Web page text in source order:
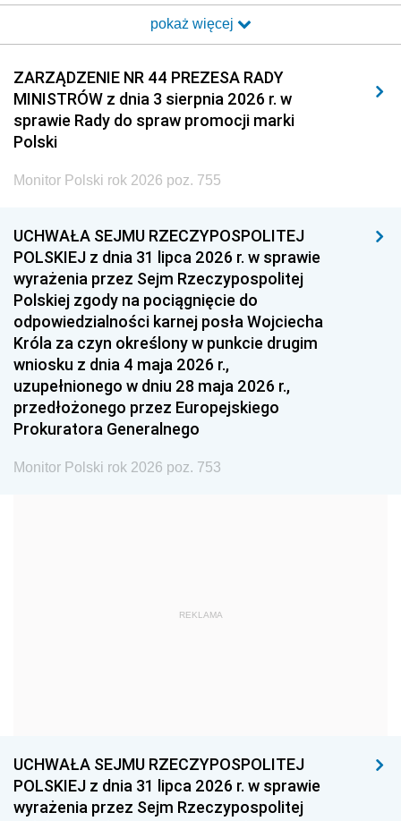
2017 2016 2015
2014 2013 2012
2011 2010 2009
2008 2007 2006
2005
1996 1995 1994
1993 1992 1991
1990 1989
1987 1986 1985
1984 1983
1981 1980 1979
1978 1977
1975 1974
1959
1939 1938 1937
1936 1930
pokaż więcej
ZARZĄDZENIE NR 44 PREZESA RADY
MINISTRÓW z dnia 3 sierpnia 2026 r. w
sprawie Rady do spraw promocji marki
Polski
Monitor Polski rok 2026 poz. 755
UCHWAŁA SEJMU RZECZYPOSPOLITEJ
POLSKIEJ z dnia 31 lipca 2026 r. w sprawie
wyrażenia przez Sejm Rzeczypospolitej
Polskiej zgody na pociągnięcie do
odpowiedzialności karnej posła Wojciecha
Króla za czyn określony w punkcie drugim
wniosku z dnia 4 maja 2026 r.,
uzupełnionego w dniu 28 maja 2026 r.,
przedłożonego przez Europejskiego
Prokuratora Generalnego
Monitor Polski rok 2026 poz. 753
REKLAMA
UCHWAŁA SEJMU RZECZYPOSPOLITEJ
POLSKIEJ z dnia 31 lipca 2026 r. w sprawie
wyrażenia przez Sejm Rzeczypospolitej